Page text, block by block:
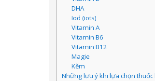
DHA
Iod (iots)
Vitamin A
Vitamin B6
Vitamin B12
Magie
Kẽm
Những lưu ý khi lựa chọn